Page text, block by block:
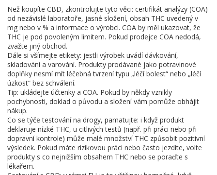
Než koupíte CBD, zkontrolujte tyto věci: certifikát analýzy (COA)
od nezávislé laboratoře, jasné složení, obsah THC uvedený v
mg nebo v % a informace o výrobci. COA by měl ukazovat, že
THC je pod povoleným limitem. Pokud prodejce COA nedodá,
zvažte jiný obchod.
Dále si všímejte etikety: jestli výrobek uvádí dávkování,
skladování a varování. Produkty prodávané jako potravinové
doplňky nesmí mít léčebná tvrzení typu „léčí bolest“ nebo „léčí
úzkost“ bez schválení.
Tip: ukládejte účtenky a COA. Pokud by někdy vznikly
pochybnosti, doklad o původu a složení vám pomůže obhájit
nákup.
Co se týče testování na drogy, pamatujte: i když produkt
deklaruje nízké THC, u citlivých testů (např. při práci nebo při
dopravní kontrole) může malé množství THC způsobit pozitivní
výsledek. Pokud máte rizikovou práci nebo často jezdíte, volte
produkty s co nejnižším obsahem THC nebo se poraďte s
lékařem.